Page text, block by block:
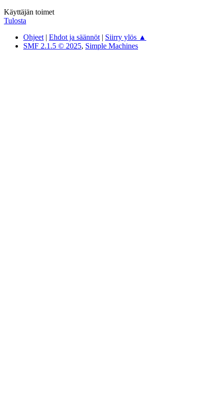
Käyttäjän toimet
Tulosta
Ohjeet | Ehdot ja säännöt | Siirry ylös ▲
SMF 2.1.5 © 2025, Simple Machines